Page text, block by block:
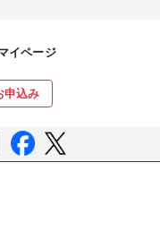
イページ
申込み